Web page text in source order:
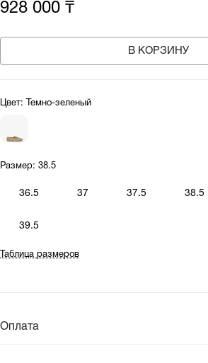
928 000 ₸
В КОРЗИНУ
Цвет: Темно-зеленый
Размер: 38.5
36.5 37 37.5 38.5
39.5
Таблица размеров
Оплата